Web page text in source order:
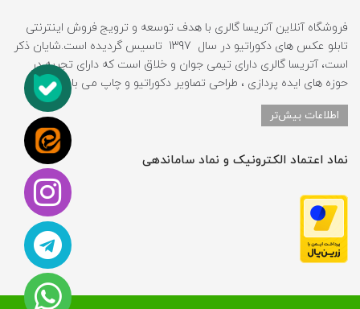
فروشگاه آنلاین آتریسا گالری با هدف توسعه و ترویج فروش اینترنتی
تابلو عکس های دکوراتیو در سال 1397 تاسیس گردیده است.شایان ذکر
است، آتریسا گالری دارای تیمی جوان و خلاق است که دارای تجربه در
حوزه های ایده پردازی ، طراحی تصاویر دکوراتیو و چاپ می باشد.
اطلاعات بیش‌تر
نماد اعتماد الکترونیک و نماد ساماندهی